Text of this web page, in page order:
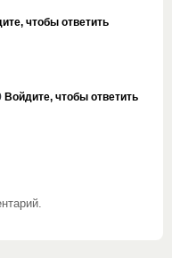
чтобы ответить
Войдите, чтобы ответить